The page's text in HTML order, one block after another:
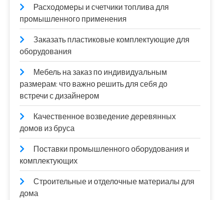
Расходомеры и счетчики топлива для
промышленного применения
Заказать пластиковые комплектующие для
оборудования
Мебель на заказ по индивидуальным
размерам: что важно решить для себя до
встречи с дизайнером
Качественное возведение деревянных
домов из бруса
Поставки промышленного оборудования и
комплектующих
Строительные и отделочные материалы для
дома